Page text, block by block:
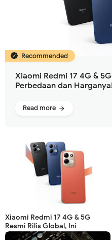
Recommended
Xiaomi Redmi 17 4G &
Perbedaan dan
Read more
Xiaomi Redmi 17 4G & 5G
Resmi Rilis Global, Ini
Perbedaan dan Harganya!